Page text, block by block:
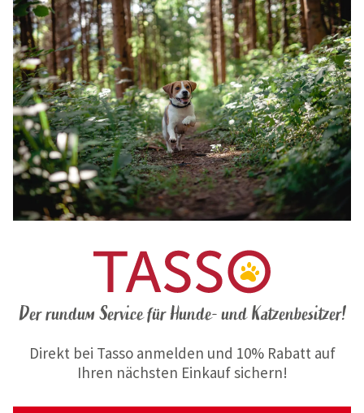
Der rundum Service für Hunde- und Katzenbesitzer!
Direkt bei Tasso anmelden und 10% Rabatt auf
Ihren nächsten Einkauf sichern!